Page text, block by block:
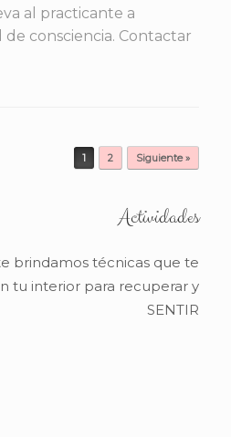
al practicante a
consciencia. Contactar
1 2 Siguiente »
Actividades
brindamos técnicas que te
tu interior para recuperar y
SENTIR